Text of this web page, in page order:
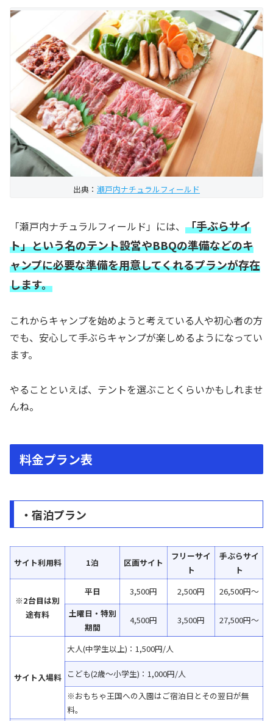
出典： 瀬戸内ナチュラルフィールド
「瀬戸内ナチュラルフィールド」には、 「手ぶらサイ
ト」という名のテント設営やBBQの準備などのキ
ャンプに必要な準備を用意してくれるプランが存在
します。
これからキャンプを始めようと考えている人や初心者の方
でも、安心して手ぶらキャンプが楽しめるようになってい
ます。
やることといえば、テントを選ぶことくらいかもしれませ
んね。
料金プラン表
・宿泊プラン
サイト利用料 1泊 区画サイト
フリーサイ
ト
手ぶらサイ
ト
※2台目は別
途有料
平日 3,500円 2,500円
26,500円～
土曜日・特別
期間
4,500円 3,500円 27,500円〜
サイト入場料
大人(中学生以上)：1,500円/人
こども(2歳〜小学生)：1,000円/人
※おもちゃ王国への入園はご宿泊日とその翌日が無
料。